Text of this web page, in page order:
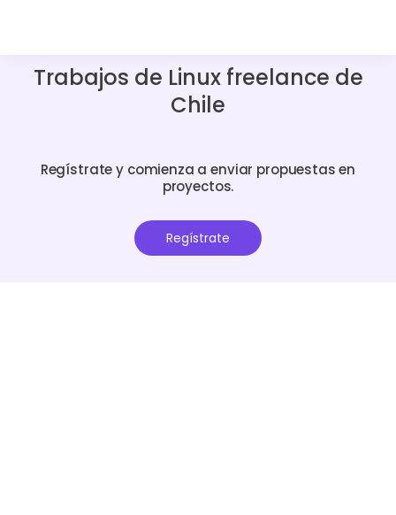
Trabajos de Linux freelance de
Chile
Regístrate y comienza a enviar propuestas en
proyectos.
Regístrate